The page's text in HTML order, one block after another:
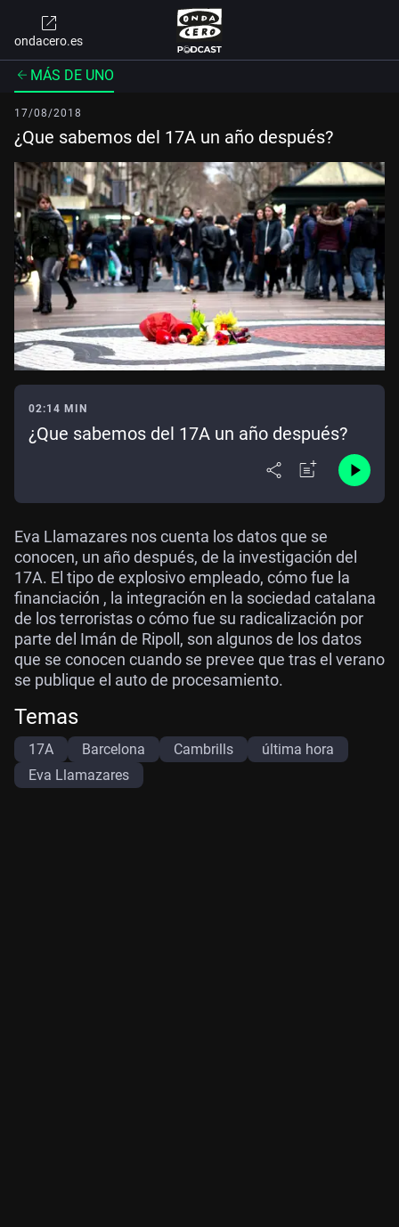
ondacero.es
MÁS DE UNO
17/08/2018
¿Que sabemos del 17A un año después?
02:14 MIN
¿Que sabemos del 17A un año después?
Eva Llamazares nos cuenta los datos que se
conocen, un año después, de la investigación del
17A. El tipo de explosivo empleado, cómo fue la
financiación , la integración en la sociedad catalana
de los terroristas o cómo fue su radicalización por
parte del Imán de Ripoll, son algunos de los datos
que se conocen cuando se prevee que tras el verano
se publique el auto de procesamiento.
Temas
17A Barcelona Cambrills
última hora
Eva Llamazares